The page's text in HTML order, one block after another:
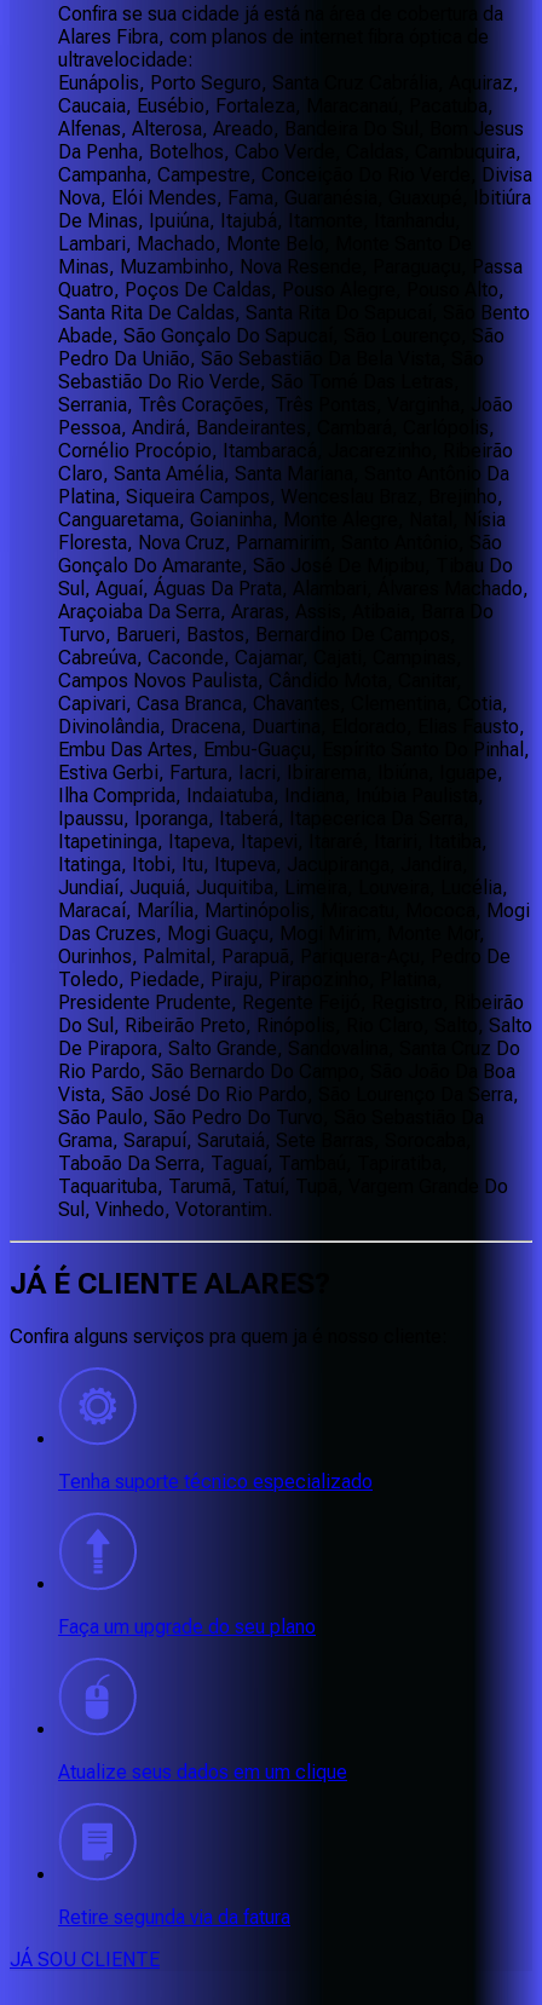
Confira se sua cidade já está na área de cobertura da
Alares Fibra, com planos de internet fibra óptica de
ultravelocidade:
Eunápolis, Porto Seguro, Santa Cruz Cabrália, Aquiraz,
Caucaia, Eusébio, Fortaleza, Maracanaú, Pacatuba,
Alfenas, Alterosa, Areado, Bandeira Do Sul, Bom Jesus
Da Penha, Botelhos, Cabo Verde, Caldas, Cambuquira,
Campanha, Campestre, Conceição Do Rio Verde, Divisa
Nova, Elói Mendes, Fama, Guaranésia, Guaxupé, Ibitiúra
De Minas, Ipuiúna, Itajubá, Itamonte, Itanhandu,
Lambari, Machado, Monte Belo, Monte Santo De
Minas, Muzambinho, Nova Resende, Paraguaçu, Passa
Quatro, Poços De Caldas, Pouso Alegre, Pouso Alto,
Santa Rita De Caldas, Santa Rita Do Sapucaí, São Bento
Abade, São Gonçalo Do Sapucaí, São Lourenço, São
Pedro Da União, São Sebastião Da Bela Vista, São
Sebastião Do Rio Verde, São Tomé Das Letras,
Serrania, Três Corações, Três Pontas, Varginha, João
Pessoa, Andirá, Bandeirantes, Cambará, Carlópolis,
Cornélio Procópio, Itambaracá, Jacarezinho, Ribeirão
Claro, Santa Amélia, Santa Mariana, Santo Antônio Da
Platina, Siqueira Campos, Wenceslau Braz, Brejinho,
Canguaretama, Goianinha, Monte Alegre, Natal, Nísia
Floresta, Nova Cruz, Parnamirim, Santo Antônio, São
Gonçalo Do Amarante, São José De Mipibu, Tibau Do
Sul, Aguaí, Águas Da Prata, Alambari, Álvares Machado,
Araçoiaba Da Serra, Araras, Assis, Atibaia, Barra Do
Turvo, Barueri, Bastos, Bernardino De Campos,
Cabreúva, Caconde, Cajamar, Cajati, Campinas,
Campos Novos Paulista, Cândido Mota, Canitar,
Capivari, Casa Branca, Chavantes, Clementina, Cotia,
Divinolândia, Dracena, Duartina, Eldorado, Elias Fausto,
Embu Das Artes, Embu-Guaçu, Espírito Santo Do Pinhal,
Estiva Gerbi, Fartura, Iacri, Ibirarema, Ibiúna, Iguape,
Ilha Comprida, Indaiatuba, Indiana, Inúbia Paulista,
Ipaussu, Iporanga, Itaberá, Itapecerica Da Serra,
Itapetininga, Itapeva, Itapevi, Itararé, Itariri, Itatiba,
Itatinga, Itobi, Itu, Itupeva, Jacupiranga, Jandira,
Jundiaí, Juquiá, Juquitiba, Limeira, Louveira, Lucélia,
Maracaí, Marília, Martinópolis, Miracatu, Mococa, Mogi
Das Cruzes, Mogi Guaçu, Mogi Mirim, Monte Mor,
Ourinhos, Palmital, Parapuã, Pariquera-Açu, Pedro De
Toledo, Piedade, Piraju, Pirapozinho, Platina,
Presidente Prudente, Regente Feijó, Registro, Ribeirão
Do Sul, Ribeirão Preto, Rinópolis, Rio Claro, Salto, Salto
De Pirapora, Salto Grande, Sandovalina, Santa Cruz Do
Rio Pardo, São Bernardo Do Campo, São João Da Boa
Vista, São José Do Rio Pardo, São Lourenço Da Serra,
São Paulo, São Pedro Do Turvo, São Sebastião Da
Grama, Sarapuí, Sarutaiá, Sete Barras, Sorocaba,
Taboão Da Serra, Taguaí, Tambaú, Tapiratiba,
Taquarituba, Tarumã, Tatuí, Tupã, Vargem Grande Do
Sul, Vinhedo, Votorantim.
JÁ É CLIENTE ALARES
Confira alguns serviços pra quem ja é nosso cliente:
Tenha suporte técnico especializado
Faça um upgrade do seu plano
Atualize seus dados em um clique
Retire segunda via da fatura
JÁ SOU CLIENTE